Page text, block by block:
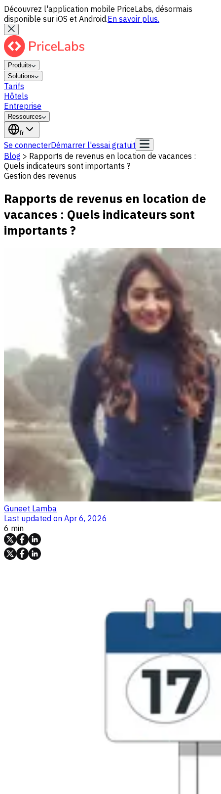
Découvrez l'application mobile PriceLabs, désormais
disponible sur iOS et Android.En savoir plus.
Produits
Solutions
Tarifs
Hôtels
Entreprise
Ressources
fr
Se connecterDémarrer l'essai gratuit
Blog > Rapports de revenus en location de vacances :
Quels indicateurs sont importants ?
Gestion des revenus
Rapports de revenus en location de
vacances : Quels indicateurs sont
importants ?
Guneet Lamba
Last updated on Apr 6, 2026
6 min